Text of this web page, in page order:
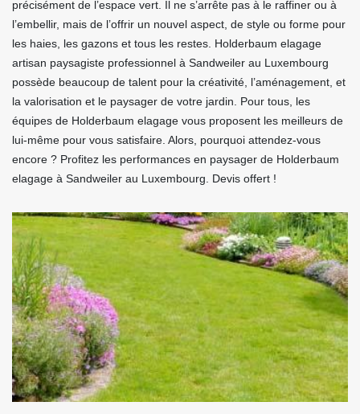
précisément de l’espace vert. Il ne s’arrête pas à le raffiner ou à
l’embellir, mais de l’offrir un nouvel aspect, de style ou forme pour
les haies, les gazons et tous les restes. Holderbaum elagage
artisan paysagiste professionnel à Sandweiler au Luxembourg
possède beaucoup de talent pour la créativité, l’aménagement, et
la valorisation et le paysager de votre jardin. Pour tous, les
équipes de Holderbaum elagage vous proposent les meilleurs de
lui-même pour vous satisfaire. Alors, pourquoi attendez-vous
encore ? Profitez les performances en paysager de Holderbaum
elagage à Sandweiler au Luxembourg. Devis offert !